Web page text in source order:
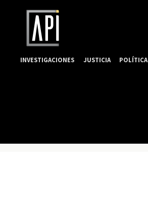
INVESTIGACIONES JUSTICIA POLÍTICA